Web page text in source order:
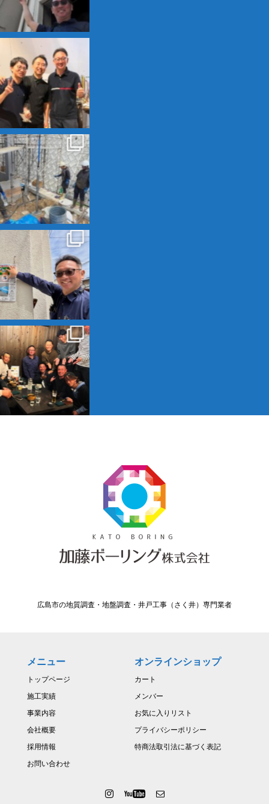
広島市の地質調査・地盤調査・井戸工事（さく井）専門業者
メニュー
トップページ
施工実績
事業内容
会社概要
採用情報
お問い合わせ
オンラインショップ
カート
メンバー
お気に入りリスト
プライバシーポリシー
特商法取引法に基づく表記